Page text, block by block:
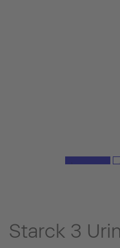
Starck 3